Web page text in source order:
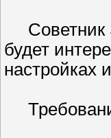
Советник
будет
настройках